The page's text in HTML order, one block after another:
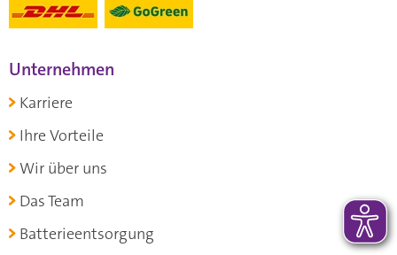
Unternehmen
Karriere
Ihre Vorteile
Wir über uns
Das Team
Batterieentsorgung